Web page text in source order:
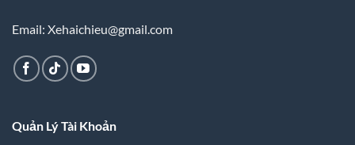
Email: Xehaichieu@gmail.com
Quản Lý Tài Khoản